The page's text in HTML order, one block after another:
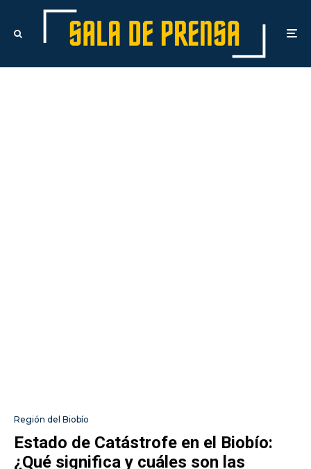
Región del Biobío
Estado de Catástrofe en el Biobío:
¿Qué significa y cuáles son las